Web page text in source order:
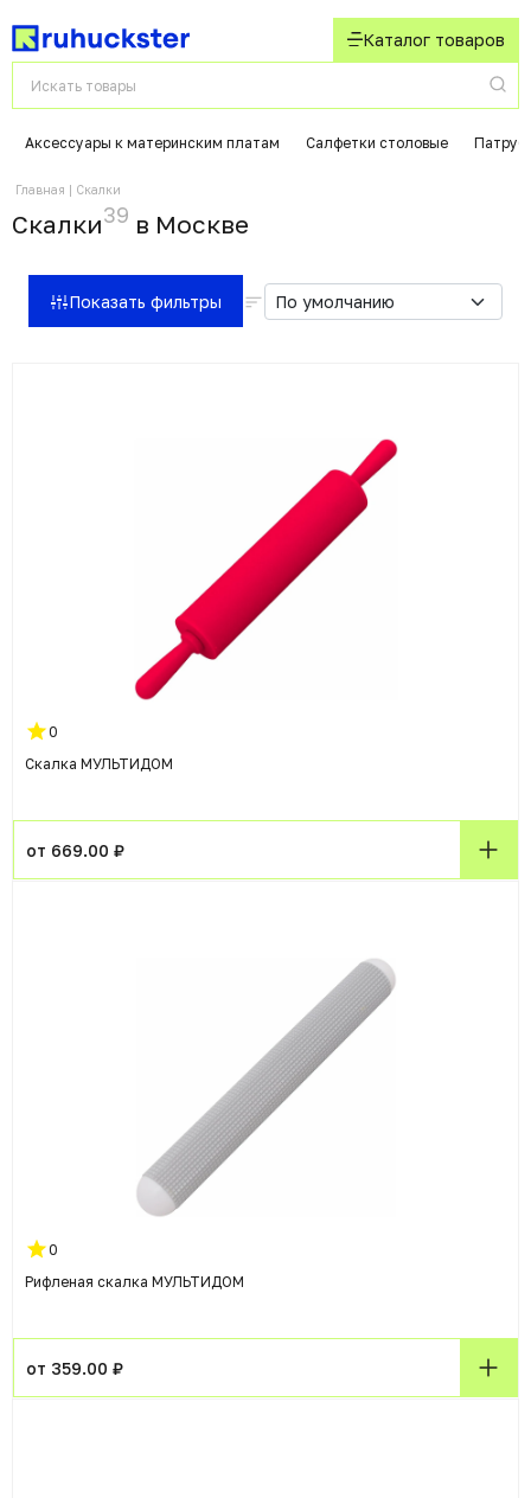
Каталог товаров
Аксессуары к материнским платам Салфетки столовые
Главная Скалки
Скалки39 в Москвe
Показать фильтры
0
Скалка МУЛЬТИДОМ
от 669.00 ₽
0
Рифленая скалка МУЛЬТИДОМ
от 359.00 ₽